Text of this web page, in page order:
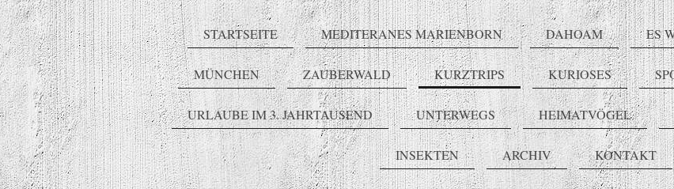
STARTSEITE MEDITERANES MARIENBORN DAHOAM ES
MÜNCHEN ZAUBERWALD KURZTRIPS KURIOSES
URLAUBE IM 3. JAHRTAUSEND UNTERWEGS HEIMATVÖGEL
INSEKTEN ARCHIV KONTAKT